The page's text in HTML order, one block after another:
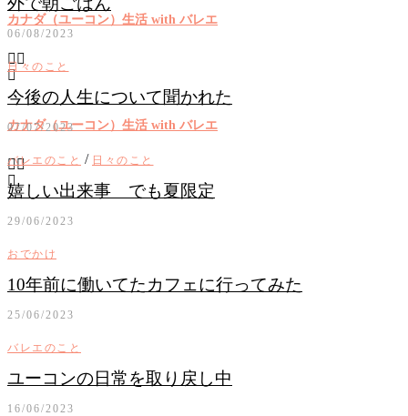
カナダ（ユーコン）生活 with バレエ
カナダ（ユーコン）生活 with バレエ
06/08/2023
日々のこと
今後の人生について聞かれた
07/07/2023
バレエのこと / 日々のこと
嬉しい出来事 でも夏限定
29/06/2023
おでかけ
10年前に働いてたカフェに行ってみた
25/06/2023
バレエのこと
ユーコンの日常を取り戻し中
16/06/2023